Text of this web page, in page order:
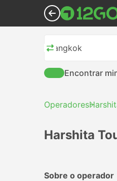
Bangkok
Encontrar
Operadores
Harshita
Sobre o operador